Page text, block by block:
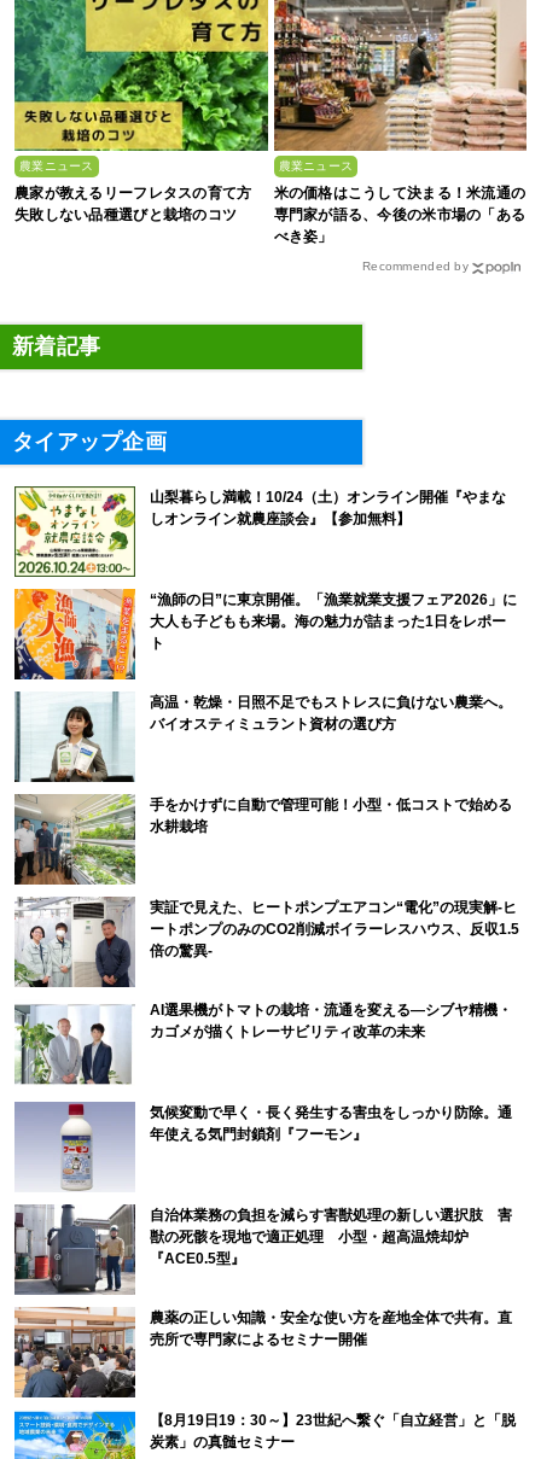
農業ニュース
農家が教えるリーフレタスの育て方
失敗しない品種選びと栽培のコツ
農業ニュース
米の価格はこうして決まる！米流通の
専門家が語る、今後の米市場の「ある
べき姿」
Recommended by
新着記事
タイアップ企画
山梨暮らし満載！10/24（土）オンライン開催『やまな
しオンライン就農座談会』【参加無料】
“漁師の日”に東京開催。「漁業就業支援フェア2026」に
大人も子どもも来場。海の魅力が詰まった1日をレポー
ト
高温・乾燥・日照不足でもストレスに負けない農業へ。
バイオスティミュラント資材の選び方
手をかけずに自動で管理可能！小型・低コストで始める
水耕栽培
実証で見えた、ヒートポンプエアコン“電化”の現実解-ヒ
ートポンプのみのCO2削減ボイラーレスハウス、反収1.5
倍の驚異-
AI選果機がトマトの栽培・流通を変える―シブヤ精機・
カゴメが描くトレーサビリティ改革の未来
気候変動で早く・長く発生する害虫をしっかり防除。通
年使える気門封鎖剤『フーモン』
自治体業務の負担を減らす害獣処理の新しい選択肢 害
獣の死骸を現地で適正処理 小型・超高温焼却炉
『ACE0.5型』
農薬の正しい知識・安全な使い方を産地全体で共有。直
売所で専門家によるセミナー開催
【8月19日19：30～】23世紀へ繋ぐ「自立経営」と「脱
炭素」の真髄セミナー